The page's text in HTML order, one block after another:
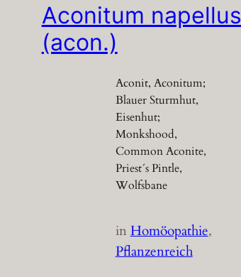
Aconitum napellus
(acon.)
Aconit, Aconitum;
Blauer Sturmhut,
Eisenhut;
Monkshood,
Common Aconite,
Priest´s Pintle,
Wolfsbane
inHomöopathie
Pflanzenreich